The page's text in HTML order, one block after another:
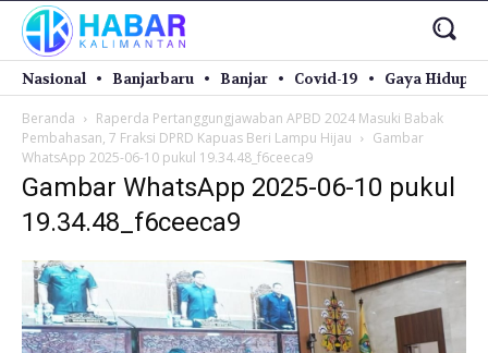
Nasional Banjarbaru Banjar Covid-19 Gaya Hidup
Beranda
Raperda Pertanggungjawaban APBD 2024 Masuki Babak
Pembahasan, 7 Fraksi DPRD Kapuas Beri Lampu Hijau
Gambar
WhatsApp 2025-06-10 pukul 19.34.48_f6ceeca9
Gambar WhatsApp 2025-06-10 pukul
19.34.48_f6ceeca9